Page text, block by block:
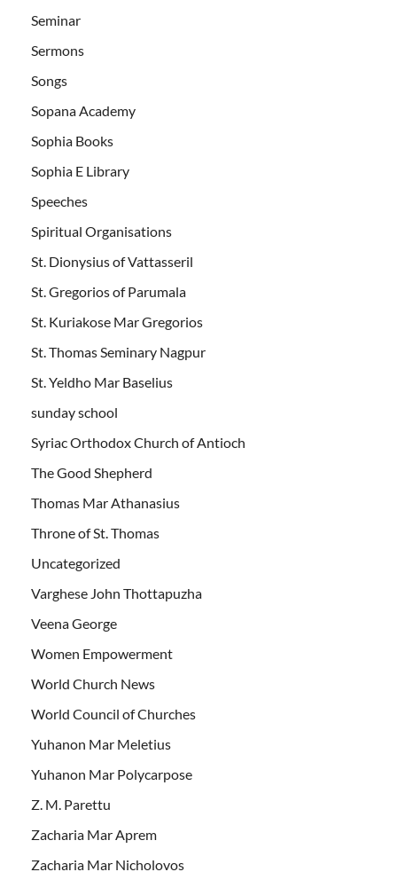
Seminar
Sermons
Songs
Sopana Academy
Sophia Books
Sophia E Library
Speeches
Spiritual Organisations
St. Dionysius of Vattasseril
St. Gregorios of Parumala
St. Kuriakose Mar Gregorios
St. Thomas Seminary Nagpur
St. Yeldho Mar Baselius
sunday school
Syriac Orthodox Church of Antioch
The Good Shepherd
Thomas Mar Athanasius
Throne of St. Thomas
Uncategorized
Varghese John Thottapuzha
Veena George
Women Empowerment
World Church News
World Council of Churches
Yuhanon Mar Meletius
Yuhanon Mar Polycarpose
Z. M. Parettu
Zacharia Mar Aprem
Zacharia Mar Nicholovos